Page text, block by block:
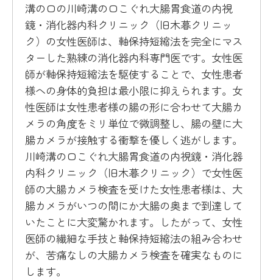
溝の口の川崎溝の口こぐれ大腸胃食道の内視
鏡・消化器内科クリニック（旧木暮クリニッ
ク）の女性医師は、軸保持短縮法を完全にマス
ターした熟練の消化器内科専門医です。女性医
師が軸保持短縮法を駆使することで、女性患者
様への身体的負担は最小限に抑えられます。女
性医師は女性患者様の腸の形に合わせて大腸カ
メラの角度をミリ単位で微調整し、腸の壁に大
腸カメラが接触する衝撃を優しく逃がします。
川崎溝の口こぐれ大腸胃食道の内視鏡・消化器
内科クリニック（旧木暮クリニック）で女性医
師の大腸カメラ検査を受けた女性患者様は、大
腸カメラがいつの間にか大腸の奥まで到達して
いたことに大変驚かれます。したがって、女性
医師の繊細な手技と軸保持短縮法の組み合わせ
が、苦痛なしの大腸カメラ検査を確実なものに
します。